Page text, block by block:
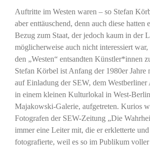
Auftritte im Westen waren – so Stefan
aber enttäuschend, denn auch diese hatten
Bezug zum Staat, der jedoch kaum in der
möglicherweise auch nicht interessiert
den „Westen“ entsandten Künstler*innen
Stefan Körbel ist Anfang der 1980er Jahre
auf Einladung der SEW, dem Westberliner
in einem kleinen Kulturlokal in West-
Majakowski-Galerie, aufgetreten. Kurios
Fotografen der SEW-Zeitung „Die
immer eine Leiter mit, die er erkletterte
fotografierte, weil es so im Publikum voller